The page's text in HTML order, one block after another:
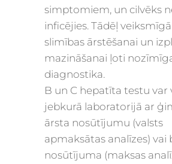
simptomiem, un cilvēks
inficējies. Tādēļ
slimības ārstēšanai un
mazināšanai ļoti
diagnostika.
B un C hepatīta testu var
jebkurā laboratorijā ar
ārsta nosūtījumu (valsts
apmaksātas analīzes) vai
nosūtījuma (maksas